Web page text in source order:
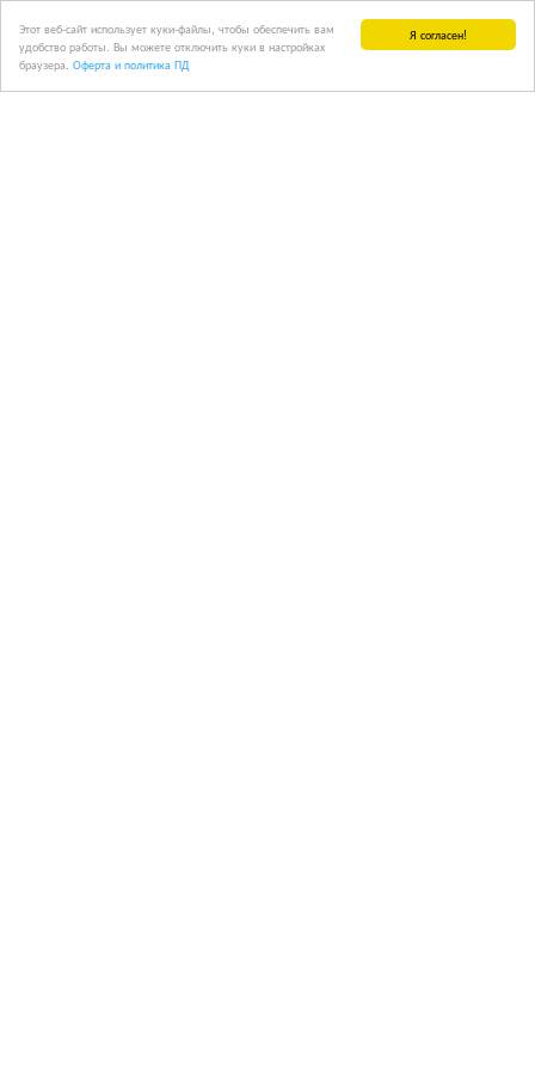
Я согласен!
Этот веб-сайт использует куки-файлы, чтобы обеспечить вам
удобство работы. Вы можете отключить куки в настройках
браузера. Оферта и политика ПД